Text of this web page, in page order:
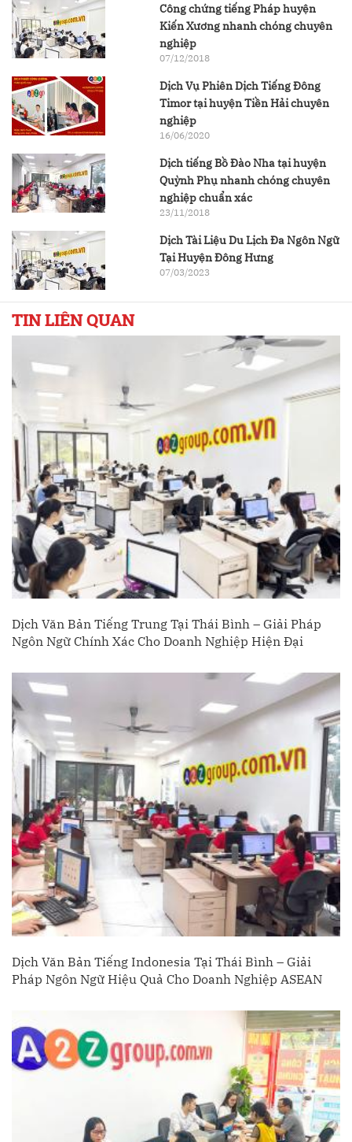
Công chứng tiếng Pháp huyện
Kiến Xương nhanh chóng chuyên
nghiệp
07/12/2018
Dịch Vụ Phiên Dịch Tiếng Đông
Timor tại huyện Tiền Hải chuyên
nghiệp
16/06/2020
Dịch tiếng Bồ Đào Nha tại huyện
Quỳnh Phụ nhanh chóng chuyên
nghiệp chuẩn xác
23/11/2018
Dịch Tài Liệu Du Lịch Đa Ngôn Ngữ
Tại Huyện Đông Hưng
07/03/2023
TIN LIÊN QUAN
Dịch Văn Bản Tiếng Trung Tại Thái Bình – Giải Pháp
Ngôn Ngữ Chính Xác Cho Doanh Nghiệp Hiện Đại
Dịch Văn Bản Tiếng Indonesia Tại Thái Bình – Giải
Pháp Ngôn Ngữ Hiệu Quả Cho Doanh Nghiệp ASEAN